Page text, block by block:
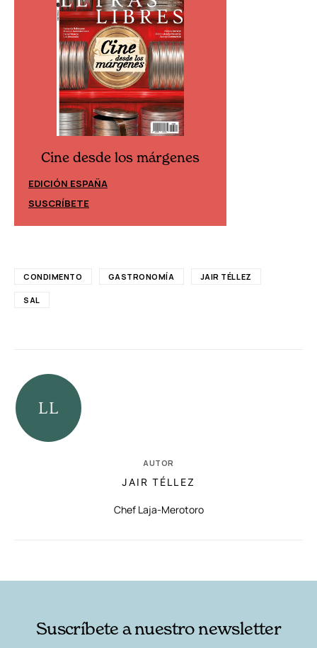
Cine desde los márgenes
EDICIÓN ESPAÑA
SUSCRÍBETE
CONDIMENTO GASTRONOMÍA JAIR TÉLLEZ
SAL
AUTOR
JAIR TÉLLEZ
Chef Laja-Merotoro
Suscríbete a nuestro newsletter